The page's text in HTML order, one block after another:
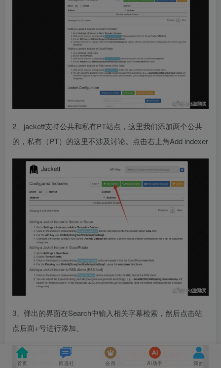
2、jackett支持公共和私有PT站点，这里我们添加两个公共
的，私有（PT）的这里不涉及讨论。点击右上角Add indexer
3、弹出的界面在Search中输入相关字幕检索，然后点击站
点后面+号进行添加。
首页 雨遥社 会员 AI助手 我的